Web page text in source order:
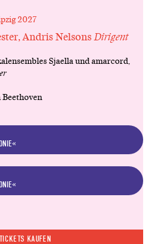
2027
Andris NelsonsDirigent
Sjaella und amarcord,
Beethoven
TICKETS KAUFEN